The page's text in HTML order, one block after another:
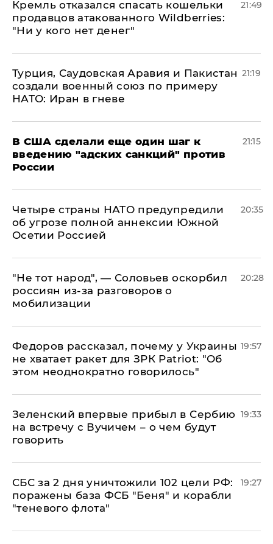
Кремль отказался спасать кошельки
продавцов атакованного Wildberries:
"Ни у кого нет денег"
21:49
Турция, Саудовская Аравия и Пакистан
создали военный союз по примеру
НАТО: Иран в гневе
21:19
В США сделали еще один шаг к
введению "адских санкций" против
России
21:15
Четыре страны НАТО предупредили
об угрозе полной аннексии Южной
Осетии Россией
20:35
​"Не тот народ", — Соловьев оскорбил
россиян из-за разговоров о
мобилизации
20:28
Федоров рассказал, почему у Украины
не хватает ракет для ЗРК Patriot: "Об
этом неоднократно говорилось"
19:57
Зеленский впервые прибыл в Сербию
на встречу с Вучичем – о чем будут
говорить
19:33
СБС за 2 дня уничтожили 102 цели РФ:
поражены база ФСБ "Беня" и корабли
"теневого флота"
19:27